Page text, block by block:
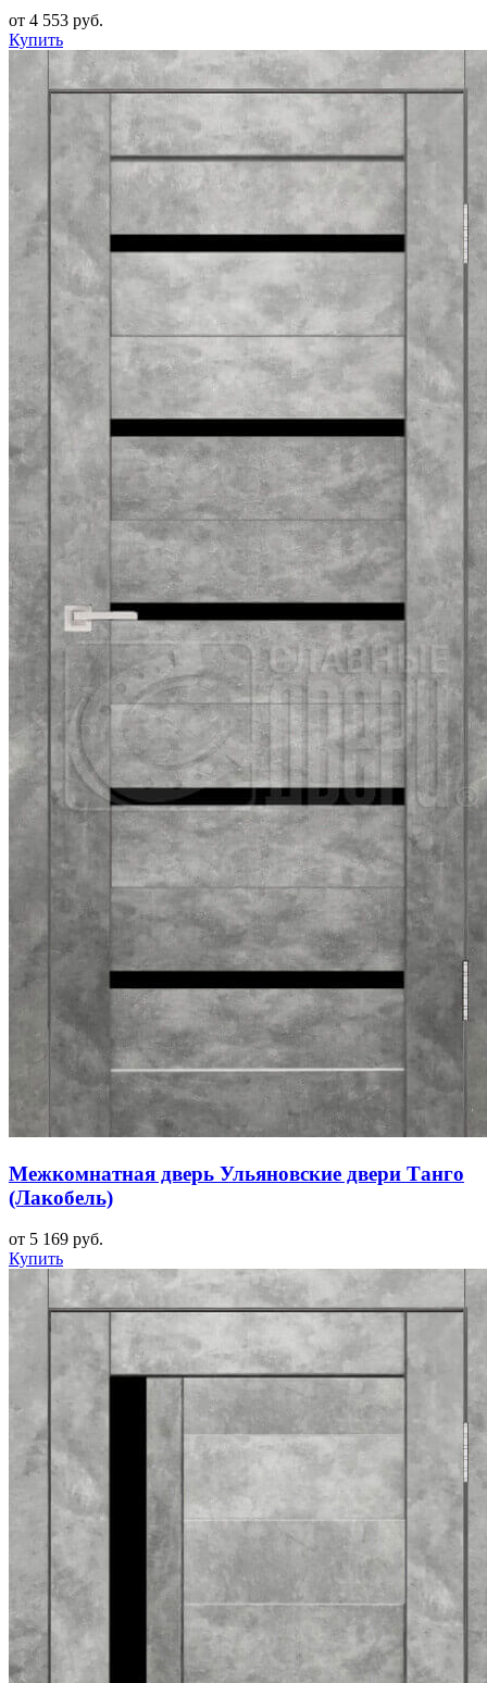
от 4 553 руб.
Купить
Межкомнатная дверь Ульяновские двери Танго
(Лакобель)
от 5 169 руб.
Купить